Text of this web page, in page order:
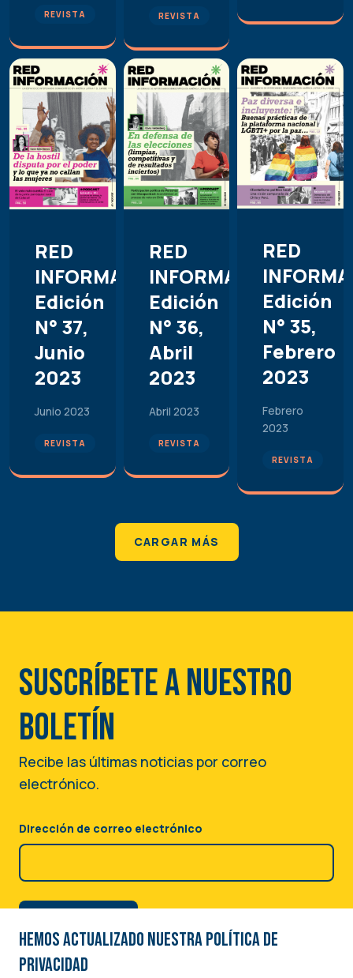
REVISTA REVISTA
RED
INFORMACIÓN.
Edición
N° 37,
Junio
2023
Junio 2023
REVISTA
RED
INFORMACIÓN.
Edición
N° 36,
Abril
2023
Abril 2023
REVISTA
RED
Edición
N° 35,
Febrero
2023
Febrero
2023
REVISTA
CARGAR MÁS
Suscríbete a nuestro
boletín
Recibe las últimas noticias por correo
electrónico.
Dirección de correo electrónico
Hemos actualizado nuestra Política de
privacidad